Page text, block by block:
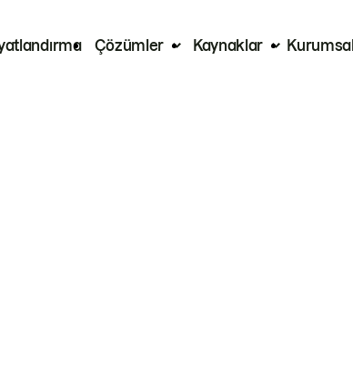
Çözümler Kaynaklar Kurumsal